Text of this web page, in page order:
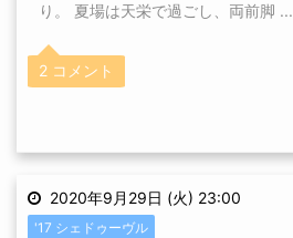
り。 夏場は天栄で過ごし、両前脚 ...
2 コメント
2020年9月29日 (火) 23:00
'17 シェドゥーヴル